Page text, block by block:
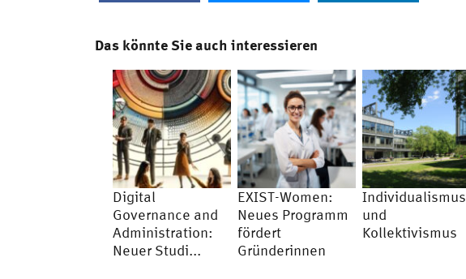
Das könnte Sie auch interessieren
Digital
Governance and
Administration:
Neuer Studi...
EXIST-Women:
Neues Programm
fördert
Gründerinnen
Individualismus
und
Kollektivismus